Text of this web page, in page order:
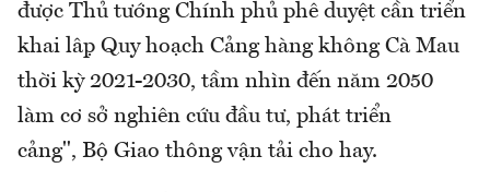
được Thủ tướng Chính phủ phê duyệt cần triển
khai lập Quy hoạch Cảng hàng không Cà Mau
thời kỳ 2021-2030, tầm nhìn đến năm 2050
làm cơ sở nghiên cứu đầu tư, phát triển
cảng", Bộ Giao thông vận tải cho hay.